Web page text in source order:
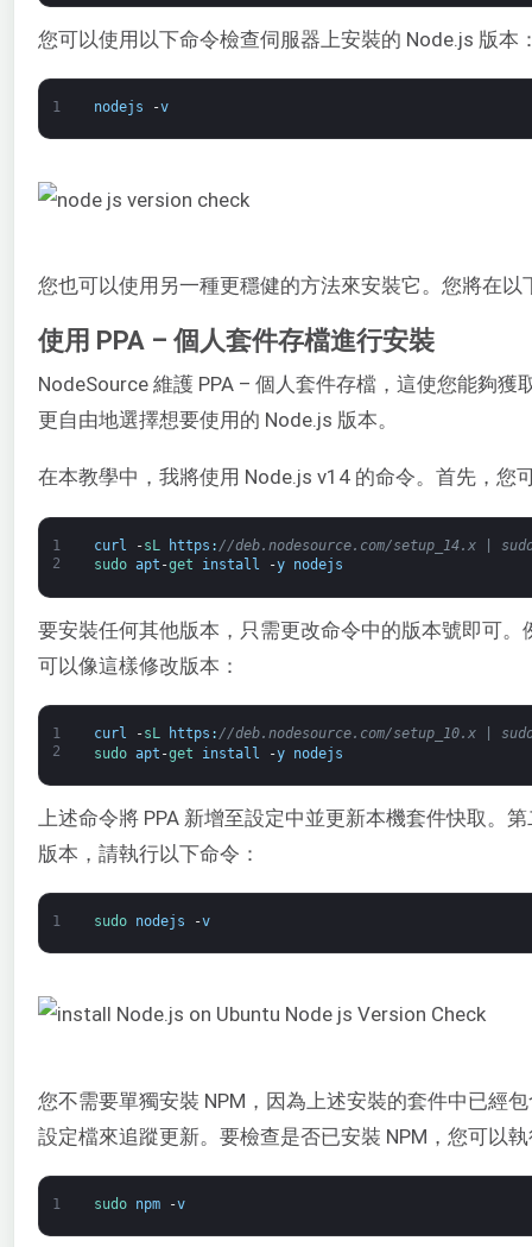
您可以使用以下命令檢查伺服器上安裝的 Node.js 版本
1 nodejs -v
您也可以使用另一種更穩健的方法來安裝它。您將在以
使用 PPA – 個人套件存檔進行安裝
NodeSource 維護 PPA – 個人套件存檔，這使您能夠獲
更自由地選擇想要使用的 Node.js 版本。
在本教學中，我將使用 Node.js v14 的命令。首先，您
1
2
curl -sL https : //deb.nodesource.com/setup_14.x |
sudo apt -get install -y nodejs
要安裝任何其他版本，只需更改命令中的版本號即可
可以像這樣修改版本：
1
2
curl -sL https : //deb.nodesource.com/setup_10.x |
sudo apt -get install -y nodejs
上述命令將 PPA 新增至設定中並更新本機套件快取。
版本，請執行以下命令：
1 sudo nodejs -v
您不需要單獨安裝 NPM，因為上述安裝的套件中已經
設定檔來追蹤更新。要檢查是否已安裝 NPM，您可以
1 sudo npm -v